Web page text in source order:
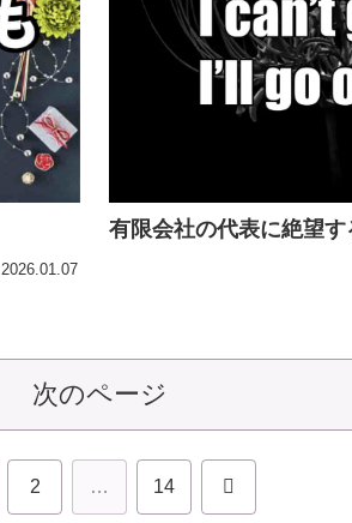
2026.01.07
有限会社の代表に絶望
次のページ
2 … 14 次